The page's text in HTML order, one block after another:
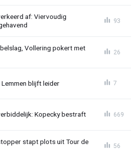
af: Viervoudig
93
Vollering pokert met
26
blijft leider 7
Kopecky bestraft 669
stapt plots uit Tour de
56